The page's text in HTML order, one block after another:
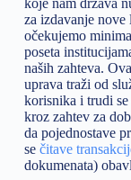
za izdavanje nove
očekujemo
poseta
naših zahteva.
uprava traži od
korisnika i trudi
kroz zahtev za
da pojednostave
se čitave
dokumenata)